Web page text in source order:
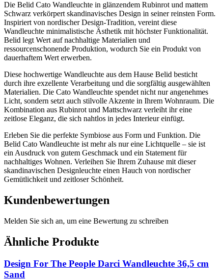
Die Belid Cato Wandleuchte in glänzendem Rubinrot und mattem
Schwarz verkörpert skandinavisches Design in seiner reinsten Form.
Inspiriert von nordischer Design-Tradition, vereint diese
Wandleuchte minimalistische Ästhetik mit höchster Funktionalität.
Belid legt Wert auf nachhaltige Materialien und
ressourcenschonende Produktion, wodurch Sie ein Produkt von
dauerhaftem Wert erwerben.
Diese hochwertige Wandleuchte aus dem Hause Belid besticht
durch ihre exzellente Verarbeitung und die sorgfältig ausgewählten
Materialien. Die Cato Wandleuchte spendet nicht nur angenehmes
Licht, sondern setzt auch stilvolle Akzente in Ihrem Wohnraum. Die
Kombination aus Rubinrot und Mattschwarz verleiht ihr eine
zeitlose Eleganz, die sich nahtlos in jedes Interieur einfügt.
Erleben Sie die perfekte Symbiose aus Form und Funktion. Die
Belid Cato Wandleuchte ist mehr als nur eine Lichtquelle – sie ist
ein Ausdruck von gutem Geschmack und ein Statement für
nachhaltiges Wohnen. Verleihen Sie Ihrem Zuhause mit dieser
skandinavischen Designleuchte einen Hauch von nordischer
Gemütlichkeit und zeitloser Schönheit.
Kundenbewertungen
Melden Sie sich an, um eine Bewertung zu schreiben
Ähnliche Produkte
Design For The People Darci Wandleuchte 36,5 cm
Sand